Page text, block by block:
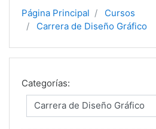
Página Principal
Cursos
Carrera de Diseño Gráfico
Categorías: